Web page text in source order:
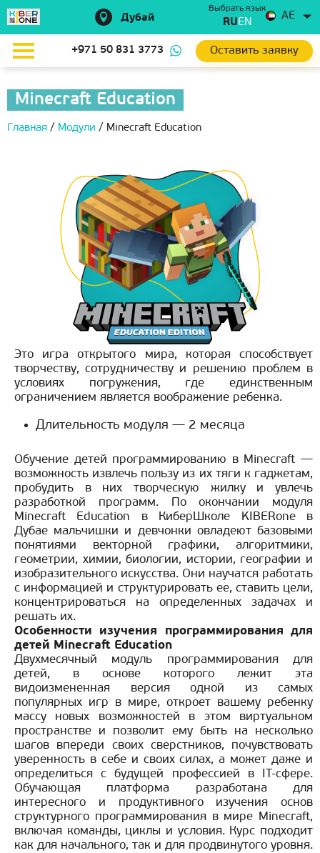
Дубай
Выбрать язык
RUEN
AE
+971 50 831 3773 Оставить заявку
Minecraft Education
Главная / Модули / Minecraft Education
Это игра открытого мира, которая способствует
творчеству, сотрудничеству и решению проблем в
условиях погружения, где единственным
ограничением является воображение ребенка.
Длительность модуля — 2 месяца
Обучение детей программированию в Minecraft —
возможность извлечь пользу из их тяги к гаджетам,
пробудить в них творческую жилку и увлечь
разработкой программ. По окончании модуля
Minecraft Education в КиберШколе KIBERone в
Дубае мальчишки и девчонки овладеют базовыми
понятиями векторной графики, алгоритмики,
геометрии, химии, биологии, истории, географии и
изобразительного искусства. Они научатся работать
с информацией и структурировать ее, ставить цели,
концентрироваться на определенных задачах и
решать их.
Особенности изучения программирования для
детей Minecraft Education
Двухмесячный модуль программирования для
детей, в основе которого лежит эта
видоизмененная версия одной из самых
популярных игр в мире, откроет вашему ребенку
массу новых возможностей в этом виртуальном
пространстве и позволит ему быть на несколько
шагов впереди своих сверстников, почувствовать
уверенность в себе и своих силах, а может даже и
определиться с будущей профессией в IT-сфере.
Обучающая платформа разработана для
интересного и продуктивного изучения основ
структурного программирования в мире Minecraft,
включая команды, циклы и условия. Курс подходит
как для начального, так и для продвинутого уровня.